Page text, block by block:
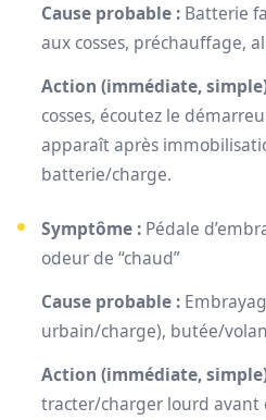
Cause probable : Batterie
aux cosses, préchauffage,
Action (immédiate,
cosses, écoutez le
apparaît après
batterie/charge.
Symptôme : Pédale
odeur de “chaud”
Cause probable :
urbain/charge), butée/
Action (immédiate,
tracter/charger lourd avant